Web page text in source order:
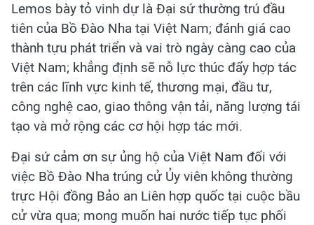
Lemos bày tỏ vinh dự là Đại sứ thường trú đầu
tiên của Bồ Đào Nha tại Việt Nam; đánh giá cao
thành tựu phát triển và vai trò ngày càng cao của
Việt Nam; khẳng định sẽ nỗ lực thúc đẩy hợp tác
trên các lĩnh vực kinh tế, thương mại, đầu tư,
công nghệ cao, giao thông vận tải, năng lượng tái
tạo và mở rộng các cơ hội hợp tác mới.
Đại sứ cảm ơn sự ủng hộ của Việt Nam đối với
việc Bồ Đào Nha trúng cử Ủy viên không thường
trực Hội đồng Bảo an Liên hợp quốc tại cuộc bầu
cử vừa qua; mong muốn hai nước tiếp tục phối